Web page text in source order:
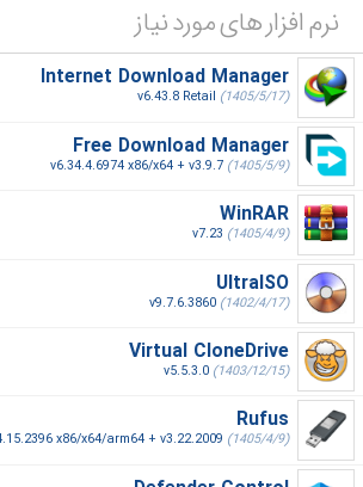
نرم افزار های مورد نیاز
Internet Download Manager
v6.43.8 Retail (1405/5/17)
Free Download Manager
v6.34.4.6974 x86/x64 + v3.9.7 (1405/5/9)
WinRAR
v7.23 (1405/4/9)
UltraISO
v9.7.6.3860 (1402/4/17)
Virtual CloneDrive
v5.5.3.0 (1403/12/15)
Rufus
x86/x64/arm64 + v3.22.2009 (1405/4/9)